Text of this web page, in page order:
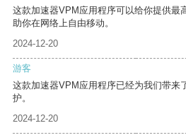
这款加速器VPM应用程序可以给你提供最
助你在网络上自由移动。
2024-12-20
游客
这款加速器VPM应用程序已经为我们带来
护。
2024-12-20